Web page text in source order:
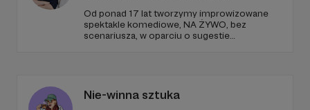
Od ponad 17 lat tworzymy improwizowane
spektakle komediowe, NA ŻYWO, bez
scenariusza, w oparciu o sugestie
Nie-winna sztuka